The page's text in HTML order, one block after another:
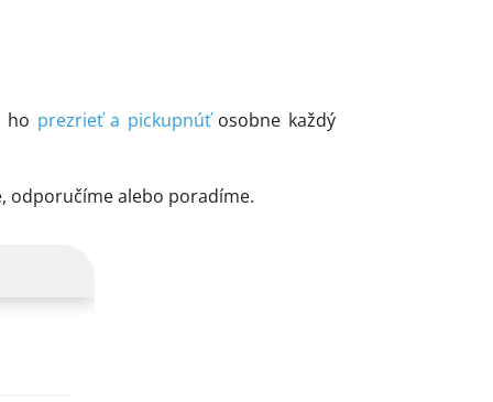
ho prezrieť a pickupnúťosobne každý
odporučíme alebo poradíme.